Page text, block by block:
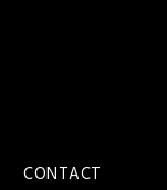
CONTACT